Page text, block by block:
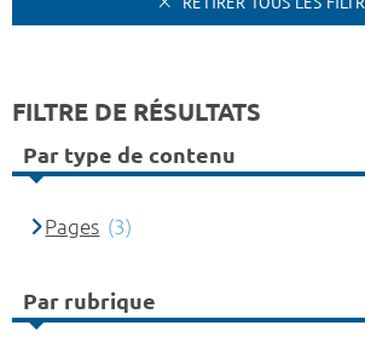
FILTRE DE RÉSULTATS
Par type de contenu
Pages (3)
Par rubrique